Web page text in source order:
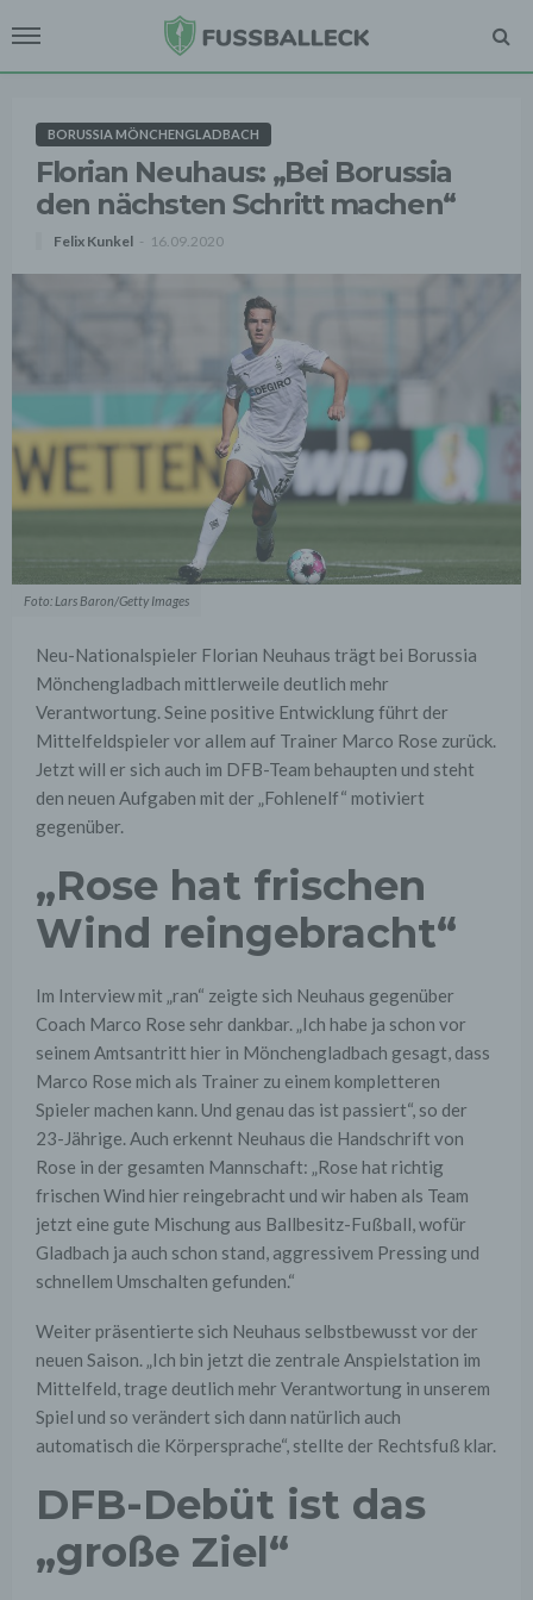
BORUSSIA MÖNCHENGLADBACH
Florian Neuhaus: „Bei Borussia
den nächsten Schritt machen“
Felix Kunkel 16.09.2020
Foto: Lars Baron/Getty Images
Neu-Nationalspieler Florian Neuhaus trägt bei Borussia
Mönchengladbach mittlerweile deutlich mehr
Verantwortung. Seine positive Entwicklung führt der
Mittelfeldspieler vor allem auf Trainer Marco Rose zurück.
Jetzt will er sich auch im DFB-Team behaupten und steht
den neuen Aufgaben mit der „Fohlenelf“ motiviert
gegenüber.
„Rose hat frischen
Wind reingebracht“
Im Interview mit „ran“ zeigte sich Neuhaus gegenüber
Coach Marco Rose sehr dankbar. „Ich habe ja schon vor
seinem Amtsantritt hier in Mönchengladbach gesagt, dass
Marco Rose mich als Trainer zu einem kompletteren
Spieler machen kann. Und genau das ist passiert“, so der
23-Jährige. Auch erkennt Neuhaus die Handschrift von
Rose in der gesamten Mannschaft: „Rose hat richtig
frischen Wind hier reingebracht und wir haben als Team
jetzt eine gute Mischung aus Ballbesitz-Fußball, wofür
Gladbach ja auch schon stand, aggressivem Pressing und
schnellem Umschalten gefunden.“
Weiter präsentierte sich Neuhaus selbstbewusst vor der
neuen Saison. „Ich bin jetzt die zentrale Anspielstation im
Mittelfeld, trage deutlich mehr Verantwortung in unserem
Spiel und so verändert sich dann natürlich auch
automatisch die Körpersprache“, stellte der Rechtsfuß klar.
DFB-Debüt ist das
„große Ziel“